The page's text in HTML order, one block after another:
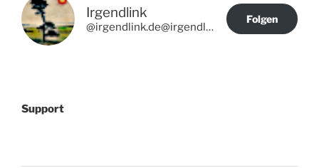
Irgendlink
@irgendlink.de@irgendlink.de
Folgen
Support